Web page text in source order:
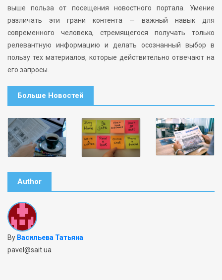
выше польза от посещения новостного портала. Умение
различать эти грани контента — важный навык для
современного человека, стремящегося получать только
релевантную информацию и делать осознанный выбор в
пользу тех материалов, которые действительно отвечают на
его запросы.
Больше Новостей
Author
By Васильева Татьяна
pavel@sait.ua